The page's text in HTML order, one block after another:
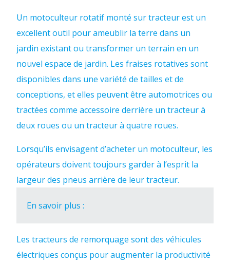
Un motoculteur rotatif monté sur tracteur est un
excellent outil pour ameublir la terre dans un
jardin existant ou transformer un terrain en un
nouvel espace de jardin. Les fraises rotatives sont
disponibles dans une variété de tailles et de
conceptions, et elles peuvent être automotrices ou
tractées comme accessoire derrière un tracteur à
deux roues ou un tracteur à quatre roues.
Lorsqu’ils envisagent d’acheter un motoculteur, les
opérateurs doivent toujours garder à l’esprit la
largeur des pneus arrière de leur tracteur.
En savoir plus :
Les tracteurs de remorquage sont des véhicules
électriques conçus pour augmenter la productivité